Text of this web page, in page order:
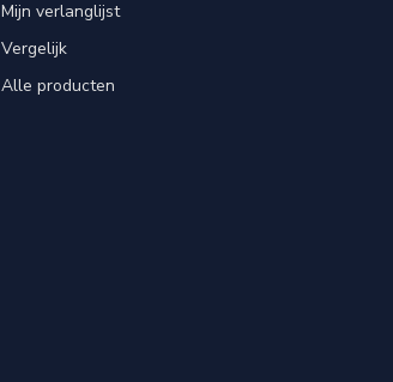
Mijn verlanglijst
Vergelijk
Alle producten